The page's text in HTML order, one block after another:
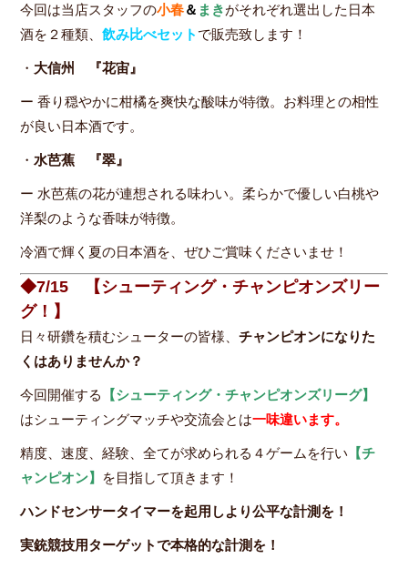
今回は当店スタッフの小春＆ まきがそれぞれ選出した日本
酒を２種類、飲み比べセット で販売致します！
・ 大信州 『花宙』
ー 香り穏やかに柑橘を爽快な酸味が特徴。お料理との相性
が良い日本酒です。
・水芭蕉 『翠』
ー 水芭蕉の花が連想される味わい。柔らかで優しい白桃や
洋梨のような香味が特徴。
冷酒で輝く夏の日本酒を、ぜひご賞味くださいませ！
◆7/15 【シューティング・チャンピオンズリー
グ！】
日々研鑽を積むシューターの皆様、チャンピオンになりた
くはありませんか？
今回開催する
【シューティング・チャンピオンズリーグ】
はシューティングマッチや交流会とは一味違います。
精度、速度、経験、全てが求められる４ゲームを行い 【チ
ャンピオン】 を目指して頂きます！
ハンドセンサータイマーを起用しより公平な計測を！
実銃競技用ターゲットで本格的な計測を！